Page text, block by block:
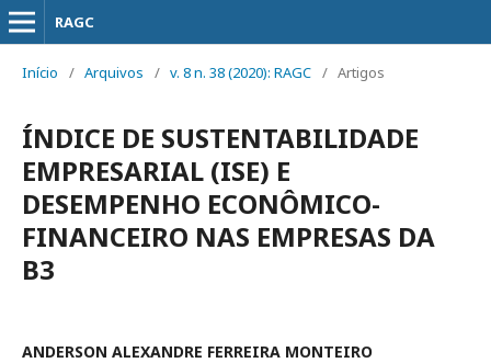
RAGC
Início / Arquivos / v. 8 n. 38 (2020): RAGC / Artigos
ÍNDICE DE SUSTENTABILIDADE
EMPRESARIAL (ISE) E
DESEMPENHO ECONÔMICO-
FINANCEIRO NAS EMPRESAS DA
B3
ANDERSON ALEXANDRE FERREIRA MONTEIRO